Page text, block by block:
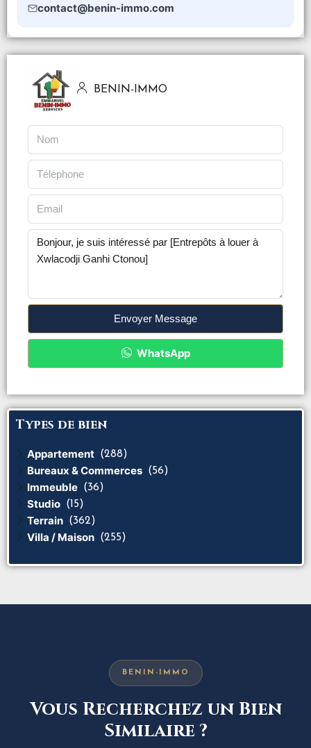
contact@benin-immo.com
BENIN-IMMO
Envoyer Message
WhatsApp
Types de bien
Appartement (288)
Bureaux & Commerces (56)
Immeuble (36)
Studio (15)
Terrain (362)
Villa / Maison (255)
BENIN-IMMO
Vous Recherchez un Bien
Similaire ?